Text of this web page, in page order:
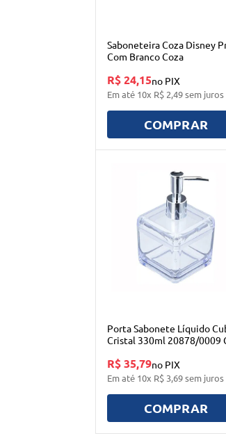
Saboneteira Coza Disney
Com Branco Coza
R$ 24,15no PIX
Em até 10x R$ 2,49sem juros
COMPRAR
Porta Sabonete Líquido
Cristal 330ml 20878/0009
R$ 35,79no PIX
Em até 10x R$ 3,69sem juros
COMPRAR